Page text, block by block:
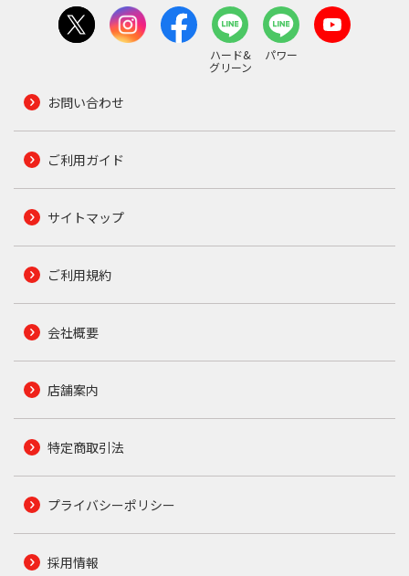
ハード&
グリーン
パワー
お問い合わせ
ご利用ガイド
サイトマップ
ご利用規約
会社概要
店舗案内
特定商取引法
プライバシーポリシー
採用情報